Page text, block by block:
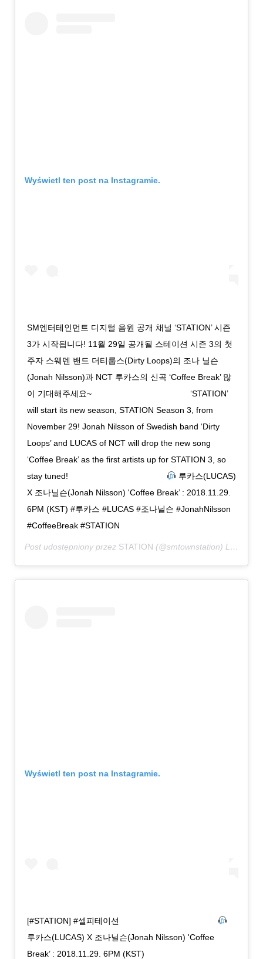
Wyświetl ten post na Instagramie.
SM엔터테인먼트 디지털 음원 공개 채널 ‘STATION’ 시즌
3가 시작됩니다! 11월 29일 공개될 스테이션 시즌 3의 첫
주자 스웨덴 밴드 더티룹스(Dirty Loops)의 조나 닐슨
(Jonah Nilsson)과 NCT 루카스의 신곡 ‘Coffee Break’ 많
이 기대해주세요~ ⠀⠀⠀⠀⠀⠀⠀⠀⠀⠀⠀⠀⠀⠀⠀⠀ ‘STATION’
will start its new season, STATION Season 3, from
November 29! Jonah Nilsson of Swedish band ‘Dirty
Loops’ and LUCAS of NCT will drop the new song
‘Coffee Break’ as the first artists up for STATION 3, so
stay tuned! ⠀⠀⠀⠀⠀⠀⠀⠀⠀⠀⠀⠀⠀⠀⠀⠀
루카스(LUCAS)
X 조나닐슨(Jonah Nilsson) 'Coffee Break’ : 2018.11.29.
6PM (KST) #루카스 #LUCAS #조나닐슨 #JonahNilsson
#CoffeeBreak #STATION
Post udostępniony przez STATION (@smtownstation) Lis 19, 2018 o 6:32 PST
Wyświetl ten post na Instagramie.
[#STATION] #셀피테이션 ⠀⠀⠀⠀⠀⠀⠀⠀⠀⠀⠀⠀⠀⠀⠀⠀
루카스(LUCAS) X 조나닐슨(Jonah Nilsson) 'Coffee
Break’ : 2018.11.29. 6PM (KST)